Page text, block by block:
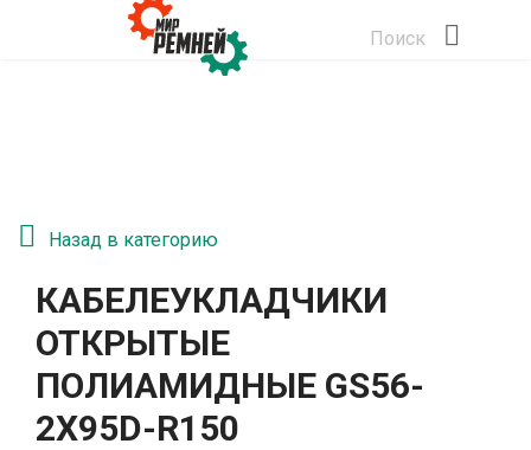
Поиск
Назад в категорию
КАБЕЛЕУКЛАДЧИКИ
ОТКРЫТЫЕ
ПОЛИАМИДНЫЕ GS56-
2Х95D-R150